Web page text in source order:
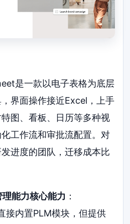
是一款以电子表格为底层
界面操作接近Excel，上手
图、看板、日历等多种视
工作流和审批流配置。对
进度的团队，迁移成本比
能力核心能力 ：
接内置PLM模块，但提供